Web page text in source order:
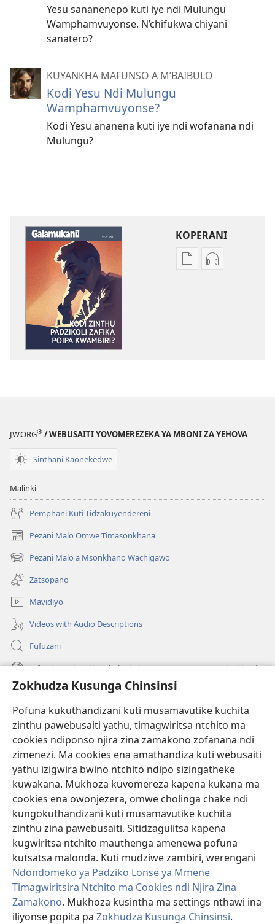
Zokhudza Kusunga Chinsinsi
Pofuna kukuthandizani kuti musamavutike kuchita
zinthu pawebusaiti yathu, timagwiritsa ntchito ma
cookies ndiponso njira zina zamakono zofanana ndi
zimenezi. Ma cookies ena amathandiza kuti webusaiti
yathu izigwira bwino ntchito ndipo sizingatheke
kuwakana. Mukhoza kuvomereza kapena kukana ma
cookies ena owonjezera, omwe cholinga chake ndi
kungokuthandizani kuti musamavutike kuchita
zinthu zina pawebusaiti. Sitidzagulitsa kapena
kugwiritsa ntchito mauthenga amenewa pofuna
kutsatsa malonda. Kuti mudziwe zambiri, werengani
Ndondomeko ya Padziko Lonse ya Mmene
Timagwiritsira Ntchito ma Cookies ndi Njira Zina
Zamakono. Mukhoza kusintha ma settings nthawi ina
iliyonse popita pa Zokhudza Kusunga Chinsinsi.
Yesu sananenepo kuti iye ndi Mulungu
Wamphamvuyonse. N’chifukwa chiyani
sanatero?
KUYANKHA MAFUNSO A M’BAIBULO
Kodi Yesu Ndi Mulungu
Wamphamvuyonse?
Kodi Yesu ananena kuti iye ndi wofanana ndi
Mulungu?
KOPERANI
PanganiKoperani
JW.ORG® / WEBUSAITI YOVOMEREZEKA YA MBONI ZA YEHOVA
Sinthani Kaonekedwe
Malinki
Pemphani Kuti Tidzakuyendereni
Pezani Malo Omwe Timasonkhana
(imatsegula
tsamba
lina)
Pezani Malo a Msonkhano Wachigawo
(imatsegula
tsamba
lina)
Zatsopano
Mavidiyo
Videos with Audio Descriptions
Fufuzani
Mfundo Zothandiza Akuluakulu a Boma Komanso Atolankhani
Zokuthandizani
Zopereka
(imatsegula
tsamba
lina)
Watchtower LAIBULALE YA PA INTANET™
(imatsegula
tsamba
lina)
JW Hub ®
(imatsegula
tsamba
lina)
JW Laibulale
Watchtower Library
Copyright© 2026 Watch Tower Bible and Tract Society of Pennsylvania.
ZOYENERA KUTSATIRA|NKHANI YOSUNGA CHINSINSI|ZOKHUDZA